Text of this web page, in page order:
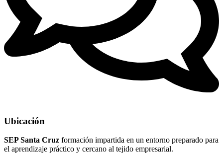
Ubicación
SEP Santa Cruz formación impartida en un entorno preparado para
el aprendizaje práctico y cercano al tejido empresarial.